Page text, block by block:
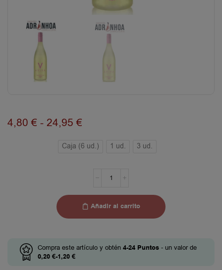
4,80 € - 24,95 €
Caja (6 ud.) 1 ud. 3 ud.
Añadir al carrito
Compra este artículo y obtén 4-24 Puntos - un valor de
0,20 €-1,20 €